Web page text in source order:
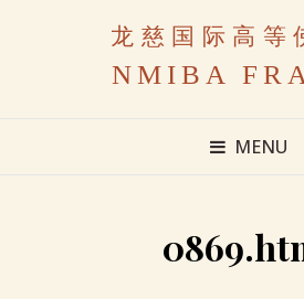
龙慈国际高等
NMIBA
MENU